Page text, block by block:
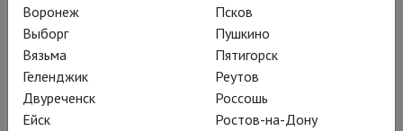
революционере,
пытавшемся свергнуть
старых идолов и
Воронеж
Выборг
Вязьма
Геленджик
Двуреченск
Ейск
Псков
Пушкино
Пятигорск
Реутов
Россошь
Ростов-на-Дону